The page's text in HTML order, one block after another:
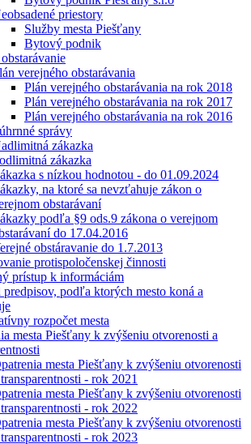
priestory
Služby mesta Piešťany
Bytový podnik
verejného obstarávania
Plán verejného obstarávania na rok 2018
Plán verejného obstarávania na rok 2017
Plán verejného obstarávania na rok 2016
správy
zákazka
zákazka
s nízkou hodnotou - do 01.09.2024
na ktoré sa nevzťahuje zákon o
obstarávaní
podľa §9 ods.9 zákona o verejnom
do 17.04.2016
obstáravanie do 1.7.2013
protispoločenskej činnosti
prístup k informáciám
podľa ktorých mesto koná a
rozpočet mesta
mesta Piešťany k zvýšeniu otvorenosti a
mesta Piešťany k zvýšeniu otvorenosti
- rok 2021
mesta Piešťany k zvýšeniu otvorenosti
- rok 2022
mesta Piešťany k zvýšeniu otvorenosti
- rok 2023